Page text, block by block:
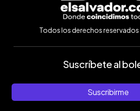
Todos los derechos
Suscríbete al
Suscribirme